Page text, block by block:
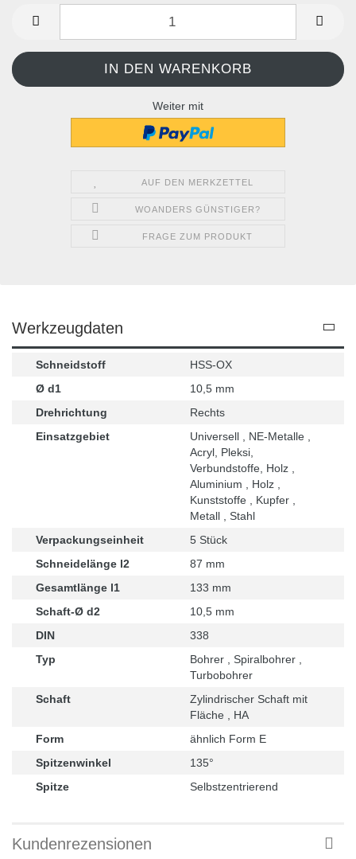
Weiter mit
AUF DEN MERKZETTEL
WOANDERS GÜNSTIGER?
FRAGE ZUM PRODUKT
Werkzeugdaten
Schneidstoff
HSS-OX
Ø d1
10,5 mm
Drehrichtung
Rechts
Einsatzgebiet
Universell , NE-Metalle ,
Acryl, Pleksi,
Verbundstoffe, Holz ,
Aluminium , Holz ,
Kunststoffe , Kupfer ,
Metall , Stahl
Verpackungseinheit
5 Stück
Schneidelänge l2
87 mm
Gesamtlänge l1
133 mm
Schaft-Ø d2
10,5 mm
DIN
338
Typ
Bohrer , Spiralbohrer ,
Turbobohrer
Schaft
Zylindrischer Schaft mit
Fläche , HA
Form
ähnlich Form E
Spitzenwinkel
135°
Spitze
Selbstzentrierend
Kundenrezensionen